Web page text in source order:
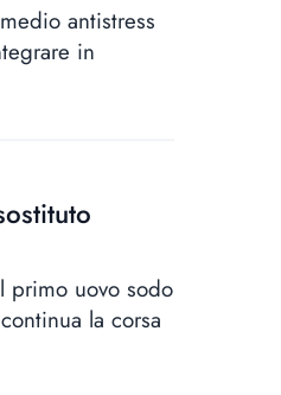
antistress
in
primo uovo sodo
la corsa